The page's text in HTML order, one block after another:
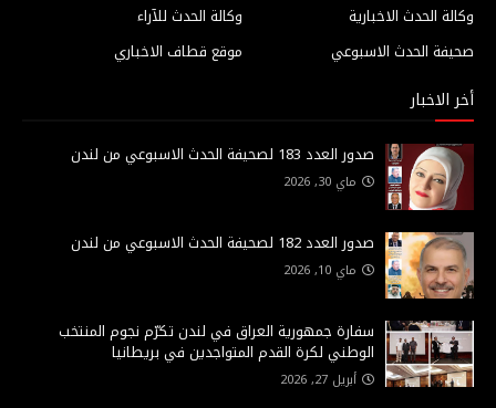
وكالة الحدث للآراء
وكالة الحدث الاخبارية
موقع قطاف الاخباري
صحيفة الحدث الاسبوعي
أخر الاخبار
صدور العدد 183 لصحيفة الحدث الاسبوعي من لندن
ماي 30, 2026
صدور العدد 182 لصحيفة الحدث الاسبوعي من لندن
ماي 10, 2026
سفارة جمهورية العراق في لندن تكرّم نجوم المنتخب
الوطني لكرة القدم المتواجدين في بريطانيا
أبريل 27, 2026